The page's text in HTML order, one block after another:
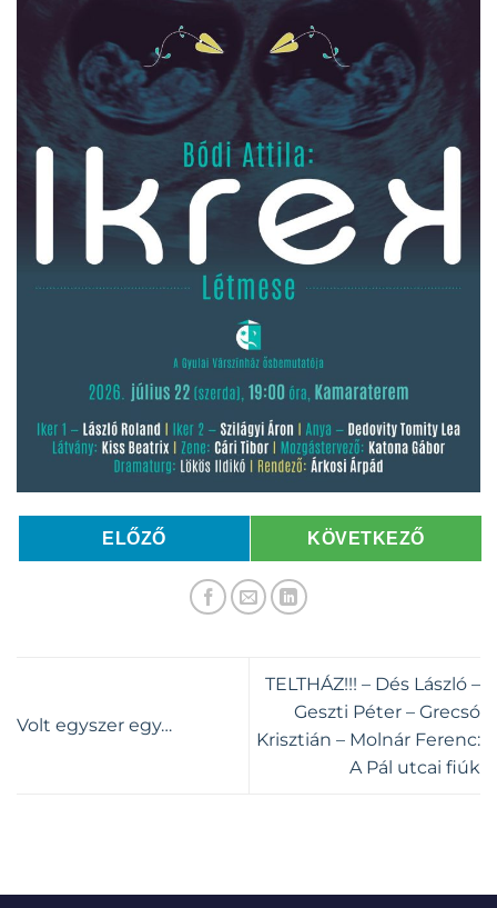
ELŐZŐ KÖVETKEZŐ
Volt egyszer egy…
TELTHÁZ!!! – Dés László –
Geszti Péter – Grecsó
Krisztián – Molnár Ferenc:
A Pál utcai fiúk